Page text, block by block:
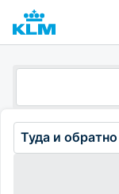
Туда и обратно